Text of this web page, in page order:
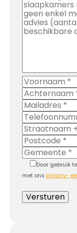
Door gebruik
met ons privacy-